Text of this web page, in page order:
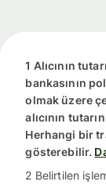
1 Alıcının
bankasının
olmak üzere
alıcının
Herhangi bir
gösterebilir.
2 Belirtilen